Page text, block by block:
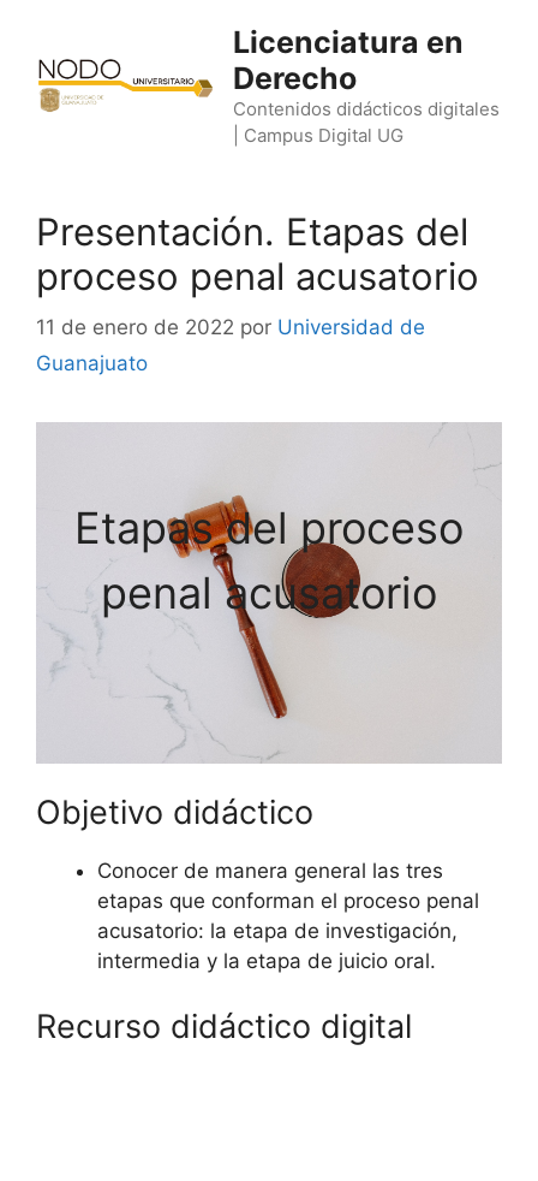
contenido
Licenciatura en
Derecho
Contenidos didácticos digitales
| Campus Digital UG
Presentación. Etapas del
proceso penal acusatorio
11 de enero de 2022 por Universidad de
Guanajuato
Etapas del proceso
penal acusatorio
Objetivo didáctico
Conocer de manera general las tres
etapas que conforman el proceso penal
acusatorio: la etapa de investigación,
intermedia y la etapa de juicio oral.
Recurso didáctico digital